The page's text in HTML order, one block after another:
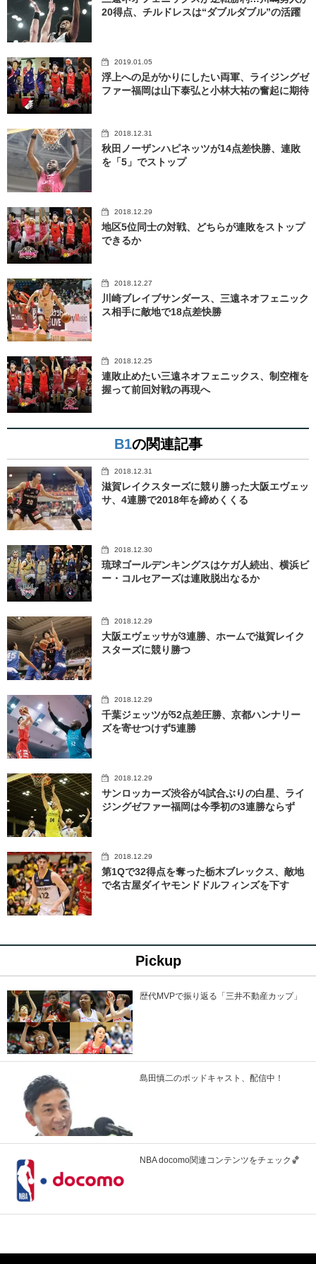
20得点、チルドレスは“ダブルダブル”の活躍
2019.01.05
浮上への足がかりにしたい両軍、ライジングゼ
ファー福岡は山下泰弘と小林大祐の奮起に期待
2018.12.31
秋田ノーザンハピネッツが14点差快勝、連敗
を「5」でストップ
2018.12.29
地区5位同士の対戦、どちらが連敗をストップ
できるか
2018.12.27
川崎ブレイブサンダース、三遠ネオフェニック
ス相手に敵地で18点差快勝
2018.12.25
連敗止めたい三遠ネオフェニックス、制空権を
握って前回対戦の再現へ
B1の関連記事
2018.12.31
滋賀レイクスターズに競り勝った大阪エヴェッ
サ、4連勝で2018年を締めくくる
2018.12.30
琉球ゴールデンキングスはケガ人続出、横浜ビ
ー・コルセアーズは連敗脱出なるか
2018.12.29
大阪エヴェッサが3連勝、ホームで滋賀レイク
スターズに競り勝つ
2018.12.29
千葉ジェッツが52点差圧勝、京都ハンナリー
ズを寄せつけず5連勝
2018.12.29
サンロッカーズ渋谷が4試合ぶりの白星、ライ
ジングゼファー福岡は今季初の3連勝ならず
2018.12.29
第1Qで32得点を奪った栃木ブレックス、敵地
で名古屋ダイヤモンドドルフィンズを下す
Pickup
歴代MVPで振り返る「三井不動産カップ」
島田慎二のポッドキャスト、配信中！
NBA docomo関連コンテンツをチェック🏀